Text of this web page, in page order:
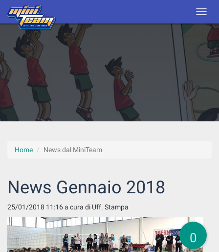
Home News dal MiniTeam
News Gennaio 2018
25/01/2018 11:16a cura di Uff. Stampa
0